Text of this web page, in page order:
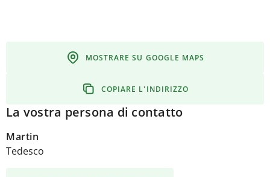
MOSTRARE SU GOOGLE MAPS
COPIARE L'INDIRIZZO
La vostra persona di contatto
Martin
Tedesco